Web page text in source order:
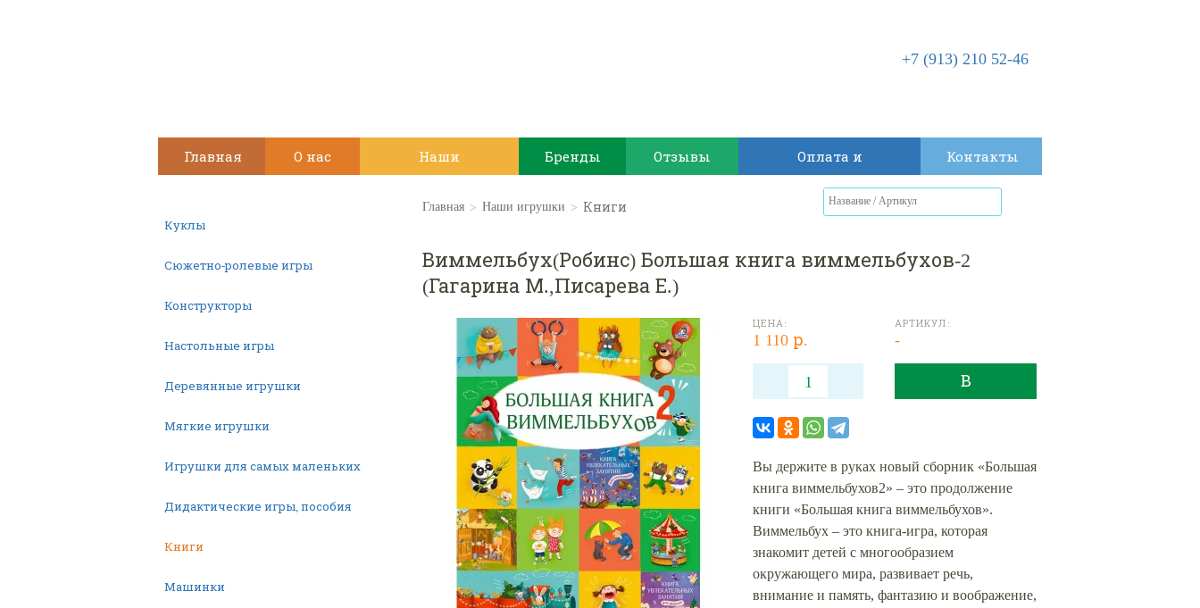
+7 (913) 210 52-46
Главная О нас Наши Бренды Отзывы Оплата и
доставка
Контакты
Главная > Наши игрушки > Книги
Виммельбух(Робинс) Большая книга виммельбухов-2
(Гагарина М.,Писарева Е.)
ЦЕНА:
1 110 р.
АРТИКУЛ:
-
В
Вы держите в руках новый сборник «Большая
книга виммельбухов2» – это продолжение
книги «Большая книга виммельбухов».
Виммельбух – это книга-игра, которая
знакомит детей с многообразием
окружающего мира, развивает речь,
внимание и память, фантазию и воображение,
Куклы
Сюжетно-ролевые игры
Конструкторы
Настольные игры
Деревянные игрушки
Мягкие игрушки
Игрушки для самых маленьких
Дидактические игры, пособия
Книги
Машинки